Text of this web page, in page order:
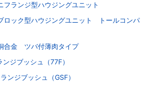
フランジ型ハウジングユニット
ック型ハウジングユニット トールコンパ
合金 ツバ付薄肉タイプ
ジブッシュ（77F）
ンジブッシュ（GSF）